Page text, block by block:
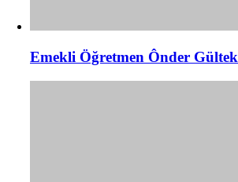
Emekli Öğretmen Ônder